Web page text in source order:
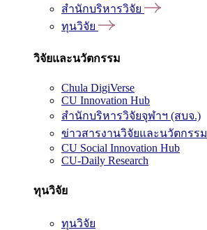
สำนักบริหารวิจัย
ทุนวิจัย
วิจัยและนวัตกรรม
Chula DigiVerse
CU Innovation Hub
สำนักบริหารวิจัยจุฬาฯ (สบจ.)
ข่าวสารงานวิจัยและนวัตกรรม
CU Social Innovation Hub
CU-Daily Research
ทุนวิจัย
ทุนวิจัย